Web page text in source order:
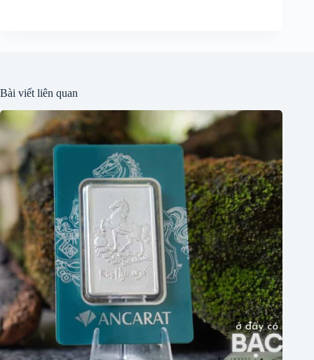
Bài viết liên quan